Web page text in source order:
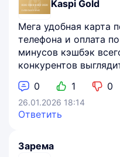
Kaspi Gold
Мега удобная карта
телефона и оплата
минусов кэшбэк
конкурентов
0
1 0
26.01.2026 18:14
Ответить
Зарема